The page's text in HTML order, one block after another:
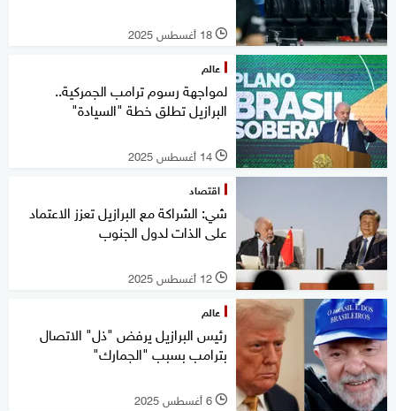
l 18 أغسطس 2025
عالم
لمواجهة رسوم ترامب الجمركية..
البرازيل تطلق خطة "السيادة"
l 14 أغسطس 2025
اقتصاد
شي: الشراكة مع البرازيل تعزز الاعتماد
على الذات لدول الجنوب
l 12 أغسطس 2025
عالم
رئيس البرازيل يرفض "ذل" الاتصال
بترامب بسبب "الجمارك"
l 6 أغسطس 2025